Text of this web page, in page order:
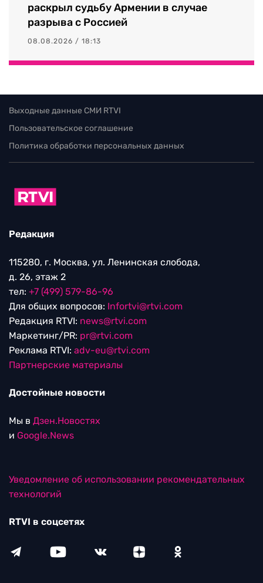
раскрыл судьбу Армении в случае
разрыва с Россией
08.08.2026 / 18:13
Выходные данные СМИ RTVI
Пользовательское соглашение
Политика обработки персональных данных
Редакция
115280, г. Москва, ул. Ленинская слобода,
д. 26, этаж 2
тел: +7 (499) 579-86-96
Для общих вопросов: Infortvi@rtvi.com
Редакция RTVI: news@rtvi.com
Маркетинг/PR: pr@rtvi.com
Реклама RTVI: adv-eu@rtvi.com
Партнерские материалы
Достойные новости
Мы в Дзен.Новостях
и Google.News
Уведомление об использовании рекомендательных
технологий
RTVI в соцсетях